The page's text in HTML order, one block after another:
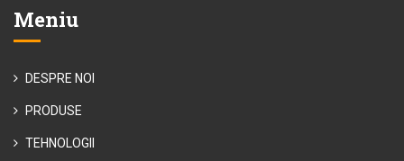
Meniu
DESPRE NOI
PRODUSE
TEHNOLOGII